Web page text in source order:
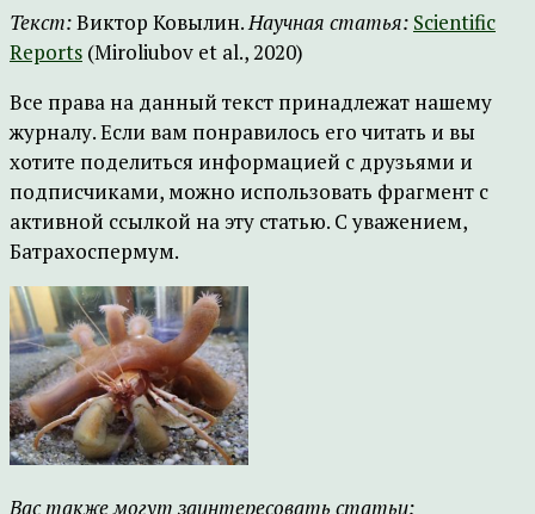
Текст:Виктор Ковылин.Научная статья: Scientific
Reports (Miroliubov et al., 2020)
Все права на данный текст принадлежат нашему
журналу. Если вам понравилось его читать и вы
хотите поделиться информацией с друзьями и
подписчиками, можно использовать фрагмент с
активной ссылкой на эту статью. С уважением,
Батрахоспермум.
Вас также могут заинтересовать статьи: